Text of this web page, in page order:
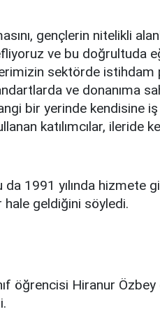
gençlerin nitelikli
ve bu doğrultuda
sektörde istihdam
ve donanıma
bir yerinde kendisine
katılımcılar, ileride
1991 yılında hizmete
geldiğini söyledi.
öğrencisi Hiranur